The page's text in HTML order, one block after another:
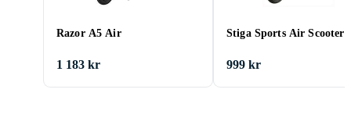
Razor A5 Air
1 183 kr
Stiga Sports Air Scooter
999 kr